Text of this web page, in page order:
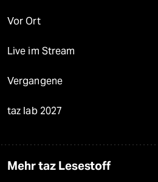
Vor Ort
Live im Stream
Vergangene
taz lab 2027
Mehr taz Lesestoff